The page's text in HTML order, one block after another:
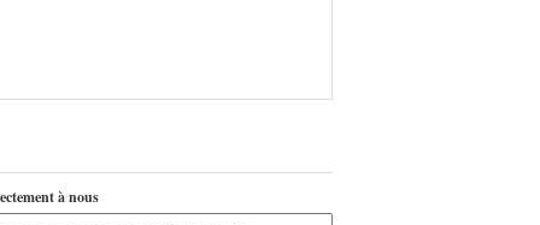
à nous